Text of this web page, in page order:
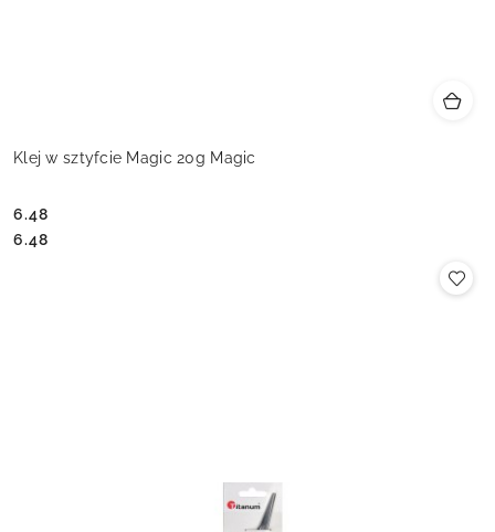
Klej w sztyfcie Magic 20g Magic
Cena:
6.48
Cena:
6.48